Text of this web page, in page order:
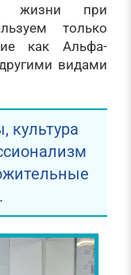
жизни при
только
как Альфа-
видами
культура